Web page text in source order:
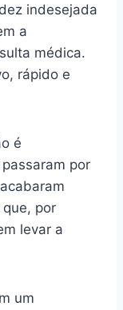
indesejada
a
médica.
rápido e
é
por
por
levar a
um